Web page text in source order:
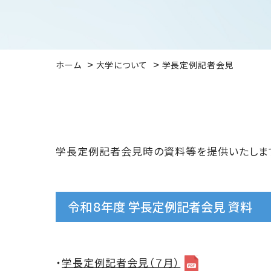
ホーム 大学について 学長定例記者会見
学長定例記者会見時の資料等を提供いたしま
令和８年度 学長定例記者会見 資料
・学長定例記者会見（７月）